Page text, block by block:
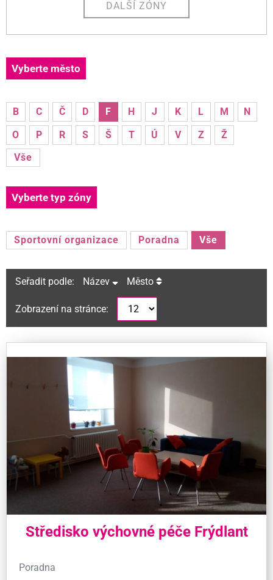
DALŠÍ ZÓNY
Vyberte město
B C Č D F H J K L M
N
O
P R S Š T Ú V Z
Ž
Vše
Vyberte typ zóny
Sportovní organizace Poradna Vše
Seřadit podle: Název Město
Zobrazení na stránce:
Středisko výchovné péče Frýdlant
Poradna